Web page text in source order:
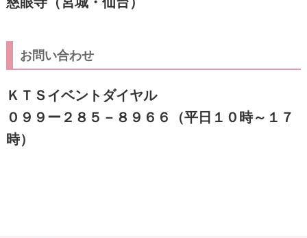
お問い合わせ
ＫＴＳイベントダイヤル
０９９ー２８５－８９６６（平日１０時～１７
時）